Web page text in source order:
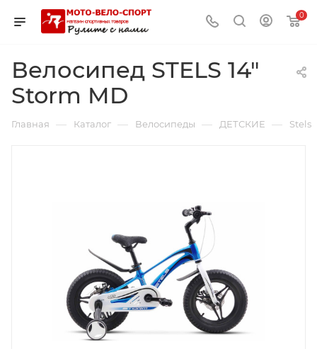
0
Велосипед STELS 14"
Storm MD
Главная — Каталог — Велосипеды — ДЕТСКИЕ — Stels